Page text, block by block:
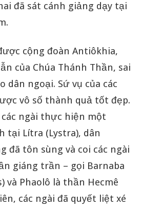
đã sát cánh giảng dạy tại
cộng đoàn Antiôkhia,
của Chúa Thánh Thần, sai
dân ngoại. Sứ vụ của các
vô số thành quả tốt đẹp.
ngài thực hiện một
tại Lítra (Lystra), dân
đã tôn sùng và coi các ngài
giáng trần – gọi Barnaba
và Phaolô là thần Hecmê
các ngài đã quyết liệt xé